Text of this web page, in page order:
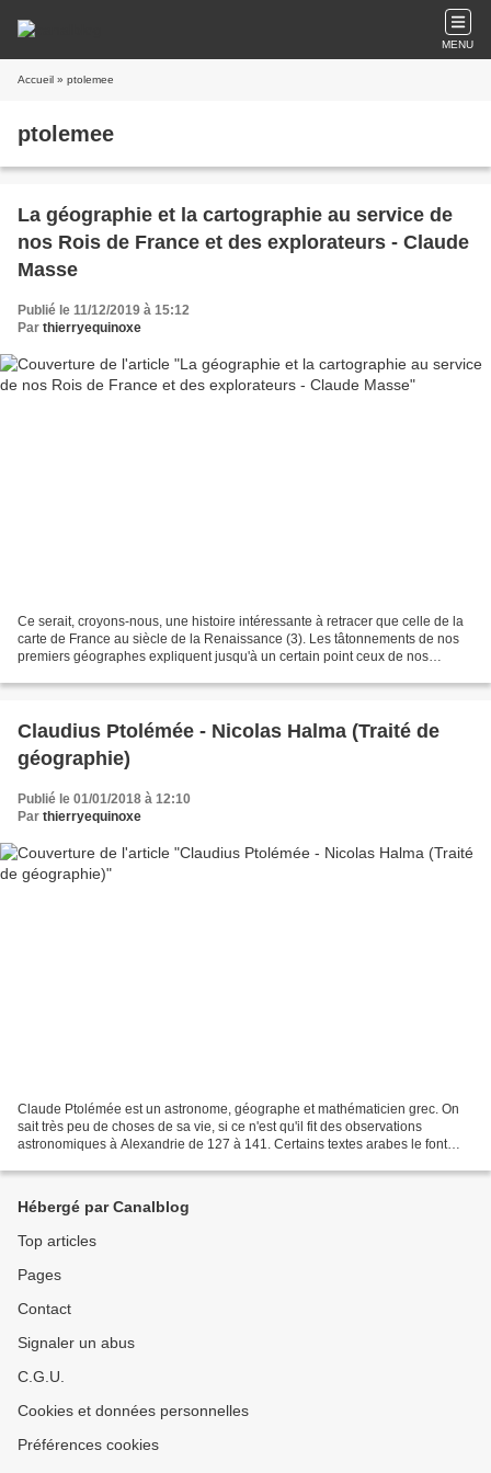
MENU
Accueil » ptolemee
ptolemee
La géographie et la cartographie au service de
nos Rois de France et des explorateurs - Claude
Masse
Publié le 11/12/2019 à 15:12
Par thierryequinoxe
Ce serait, croyons-nous, une histoire intéressante à retracer que celle de la
carte de France au siècle de la Renaissance (3). Les tâtonnements de nos
premiers géographes expliquent jusqu'à un certain point ceux de nos
Claudius Ptolémée - Nicolas Halma (Traité de
géographie)
Publié le 01/01/2018 à 12:10
Par thierryequinoxe
Claude Ptolémée est un astronome, géographe et mathématicien grec. On
sait très peu de choses de sa vie, si ce n'est qu'il fit des observations
astronomiques à Alexandrie de 127 à 141. Certains textes arabes le font
Hébergé par Canalblog
Top articles
Pages
Contact
Signaler un abus
C.G.U.
Cookies et données personnelles
Préférences cookies